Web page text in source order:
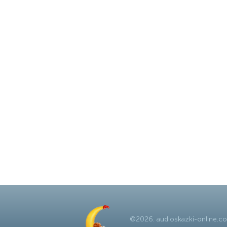
©2026. audioskazki-